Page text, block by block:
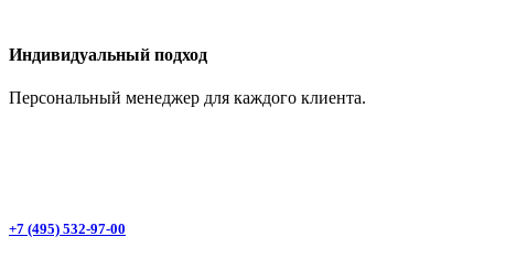
Индивидуальный подход
Персональный менеджер для каждого клиента.
+7 (495) 532-97-00